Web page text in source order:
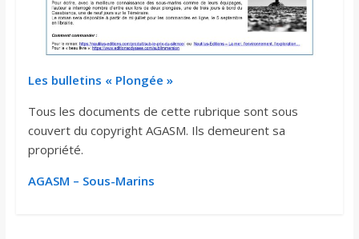
Les bulletins « Plongée »
Tous les documents de cette rubrique sont sous
couvert du copyright AGASM. Ils demeurent sa
propriété.
AGASM – Sous-Marins